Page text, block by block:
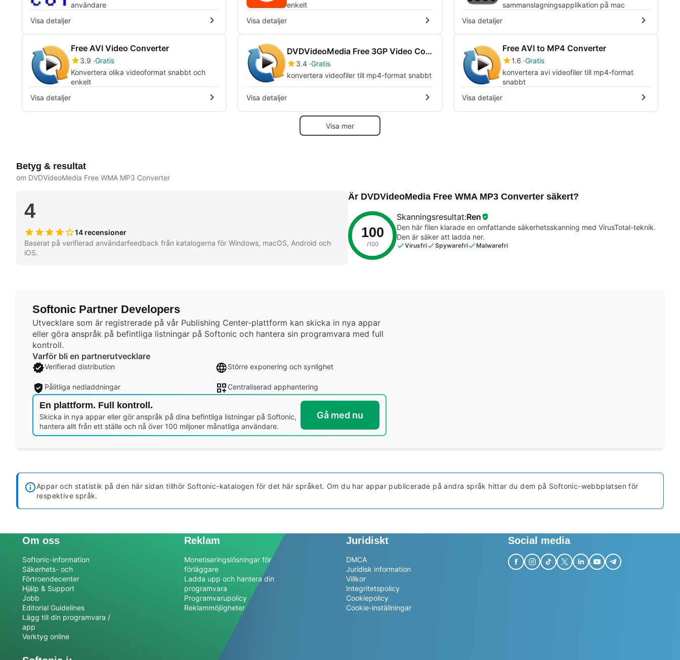
användare
Visa detaljer
enkelt
Visa detaljer
sammanslagningsapplikation på mac
Visa detaljer
Free AVI Video Converter
3.9 Gratis
Konvertera olika videoformat snabbt och
enkelt
Visa detaljer
DVDVideoMedia Free 3GP Video Converter
3.4 Gratis
konvertera videofiler till mp4-format snabbt
Visa detaljer
Free AVI to MP4 Converter
1.6 Gratis
konvertera avi videofiler till mp4-format
snabbt
Visa detaljer
Visa mer
Betyg & resultat
om DVDVideoMedia Free WMA MP3 Converter
4
14 recensioner
Baserat på verifierad användarfeedback från katalogerna för Windows, macOS, Android och
iOS.
Är DVDVideoMedia Free WMA MP3 Converter säkert?
100
/100
Skanningsresultat:Ren
Den här filen klarade en omfattande säkerhetsskanning med VirusTotal-teknik.
Den är säker att ladda ner.
Virusfri Spywarefri Malwarefri
Softonic Partner Developers
Utvecklare som är registrerade på vår Publishing Center-plattform kan skicka in nya appar
eller göra anspråk på befintliga listningar på Softonic och hantera sin programvara med full
kontroll.
Varför bli en partnerutvecklare
Verifierad distribution Större exponering och synlighet
Pålitliga nedladdningar Centraliserad apphantering
En plattform. Full kontroll.
Skicka in nya appar eller gör anspråk på dina befintliga listningar på Softonic,
hantera allt från ett ställe och nå över 100 miljoner månatliga användare.
Gå med nu
Appar och statistik på den här sidan tillhör Softonic-katalogen för det här språket. Om du har appar publicerade på andra språk hittar du dem på Softonic-webbplatsen för
respektive språk.
Om oss
Softonic-information
Säkerhets- och
Förtroendecenter
Hjälp & Support
Jobb
Editorial Guidelines
Lägg till din programvara /
app
Verktyg online
Reklam
Monetiseringslösningar för
förläggare
Ladda upp och hantera din
programvara
Programvarupolicy
Reklammöjligheter
Juridiskt
DMCA
Juridisk information
Villkor
Integritetspolicy
Cookiepolicy
Cookie-inställningar
Social media